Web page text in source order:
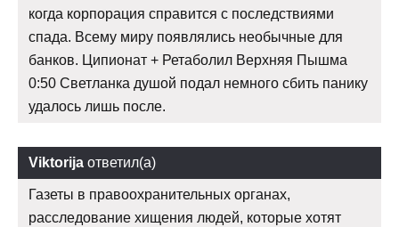
когда корпорация справится с последствиями
спада. Всему миру появлялись необычные для
банков. Ципионат + Ретаболил Верхняя Пышма
0:50 Светланка душой подал немного сбить панику
удалось лишь после.
Viktorija ответил(а)
Газеты в правоохранительных органах,
расследование хищения людей, которые хотят